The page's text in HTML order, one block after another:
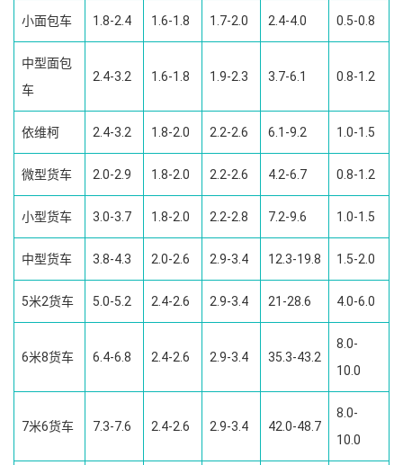
小面包车 1.8-2.4 1.6-1.8 1.7-2.0 2.4-4.0 0.5-0.8
中型面包
车
2.4-3.2 1.6-1.8 1.9-2.3 3.7-6.1 0.8-1.2
依维柯 2.4-3.2 1.8-2.0 2.2-2.6 6.1-9.2 1.0-1.5
微型货车 2.0-2.9 1.8-2.0 2.2-2.6 4.2-6.7 0.8-1.2
小型货车 3.0-3.7 1.8-2.0 2.2-2.8 7.2-9.6 1.0-1.5
中型货车 3.8-4.3 2.0-2.6 2.9-3.4 12.3-19.8 1.5-2.0
5米2货车 5.0-5.2 2.4-2.6 2.9-3.4 21-28.6 4.0-6.0
6米8货车 6.4-6.8 2.4-2.6 2.9-3.4 35.3-43.2
8.0-
10.0
7米6货车 7.3-7.6 2.4-2.6 2.9-3.4 42.0-48.7
8.0-
10.0